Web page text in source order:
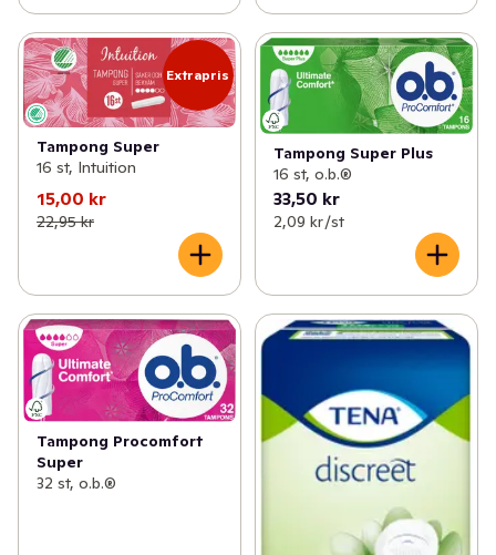
Extrapris
Tampong Super
16 st, Intuition
15,00 kr
22,95 kr
Tampong Super Plus
16 st, o.b.®
33,50 kr
2,09 kr /st
Tampong Procomfort
Super
32 st, o.b.®